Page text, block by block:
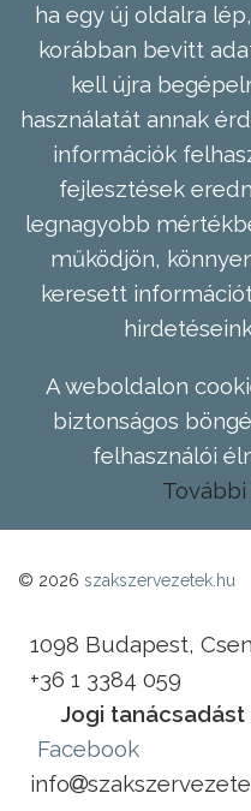
ha egy új oldalra
korábban bevitt
kell újra
használatát annak
információk
fejlesztések
legnagyobb
működjön,
keresett
A weboldalon
biztonságos
felhasználói
© 2026 szakszervezetek.hu
1098 Budapest,
+36 1 3384 059
Jogi tanácsadást
Facebook
info